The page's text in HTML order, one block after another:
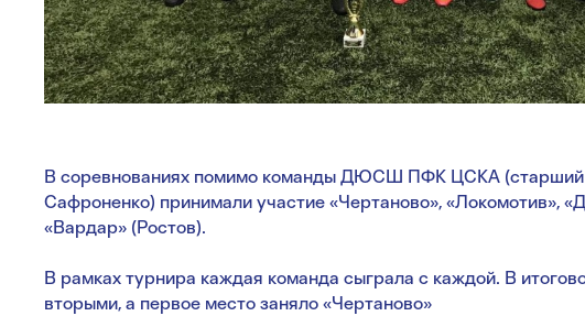
В соревнованиях помимо команды ДЮСШ ПФК ЦСКА (старший
Сафроненко) принимали участие «Чертаново», «Локомотив»,
«Вардар» (Ростов).
В рамках турнира каждая команда сыграла с каждой. В
вторыми, а первое место заняло «Чертаново»